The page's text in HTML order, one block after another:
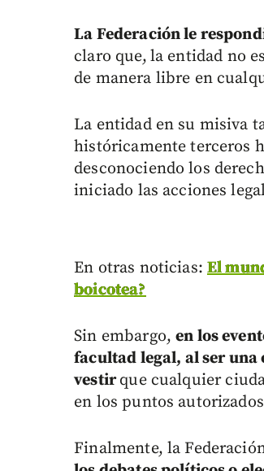
La Federación le
claro que, la entidad no
de manera libre en
La entidad en su misiva
históricamente terceros
desconociendo los
iniciado las acciones
En otras noticias:El
boicotea?
Sin embargo,en los
facultad legal, al ser
vestirque cualquier
en los puntos
Finalmente, la